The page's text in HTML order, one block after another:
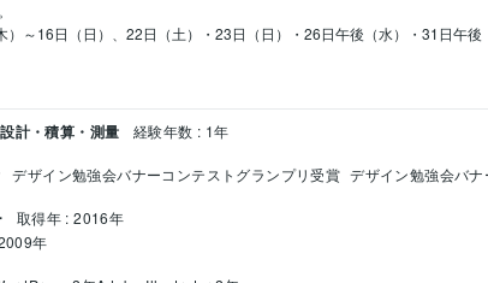
～16日（日）、22日（土）・23日（日）・26日午後（水）・31日午後
計・積算・測量 経験年数 : 1年
デザイン勉強会バナーコンテストグランプリ受賞 デザイン勉強会バ
取得年 : 2016年
年